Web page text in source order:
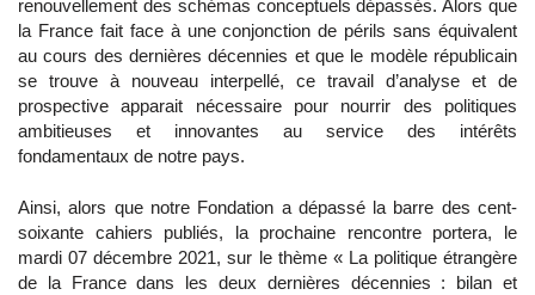
renouvellement des schémas conceptuels dépassés. Alors que
la France fait face à une conjonction de périls sans équivalent
au cours des dernières décennies et que le modèle républicain
se trouve à nouveau interpellé, ce travail d’analyse et de
prospective apparait nécessaire pour nourrir des politiques
ambitieuses et innovantes au service des intérêts
fondamentaux de notre pays.
Ainsi, alors que notre Fondation a dépassé la barre des cent-
soixante cahiers publiés, la prochaine rencontre portera, le
mardi 07 décembre 2021, sur le thème « La politique étrangère
de la France dans les deux dernières décennies : bilan et